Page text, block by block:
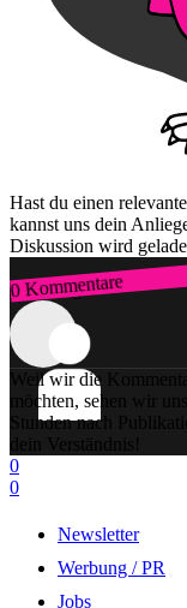
Hast du einen
kannst uns dein
Diskussion wird
0 Kommentare
Zum Login
Weil wir die
möchten, sehen wir
Stunden nach
dein Verständnis!
0
0
Newsletter
Werbung / PR
Jobs